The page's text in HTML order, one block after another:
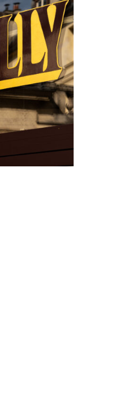
COMME